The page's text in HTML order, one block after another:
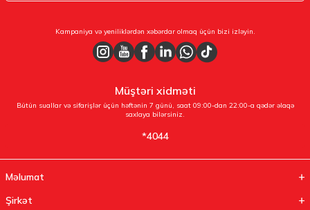
Kampaniya və yeniliklərdən xəbərdar olmaq üçün bizi izləyin.
Müştəri xidməti
Bütün suallar və sifarişlər üçün həftənin 7 günü, saat 09:00-dan 22:00-a qədər əlaqə
saxlaya bilərsiniz.
*4044
Məlumat
Şirkət